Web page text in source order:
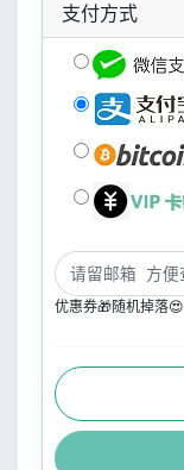
支付方式
优惠券🎁随机掉落😍